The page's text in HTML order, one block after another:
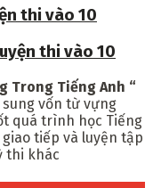
thi vào 10
thi vào 10
Trong Tiếng Anh “
sung vốn từ vựng
quá trình học Tiếng
tiếp và luyện tập
thi khác